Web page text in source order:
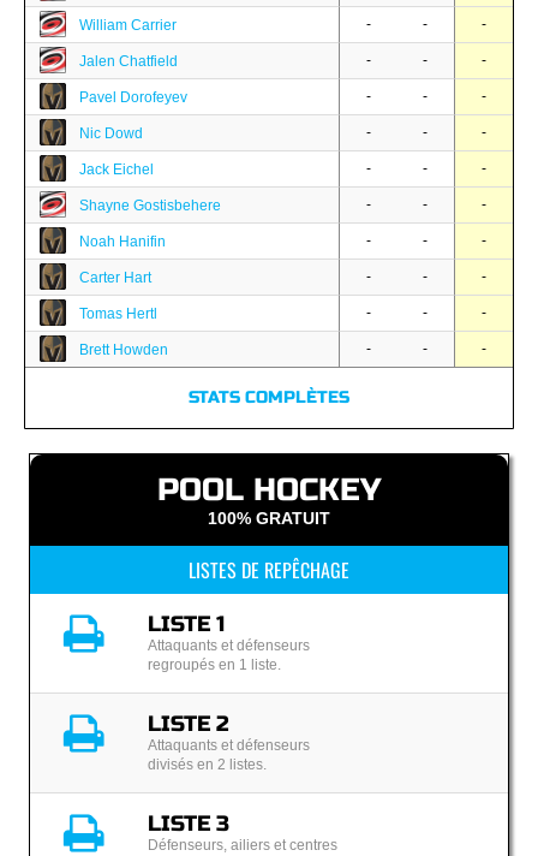
William Carrier - - -
Jalen Chatfield - - -
Pavel Dorofeyev - - -
Nic Dowd - - -
Jack Eichel - - -
Shayne Gostisbehere - - -
Noah Hanifin - - -
Carter Hart - - -
Tomas Hertl - - -
Brett Howden - - -
STATS COMPLÈTES
POOL HOCKEY
100% GRATUIT
LISTES DE REPÊCHAGE
LISTE 1
Attaquants et défenseurs
regroupés en 1 liste.
LISTE 2
Attaquants et défenseurs
divisés en 2 listes.
LISTE 3
Défenseurs, ailiers et centres